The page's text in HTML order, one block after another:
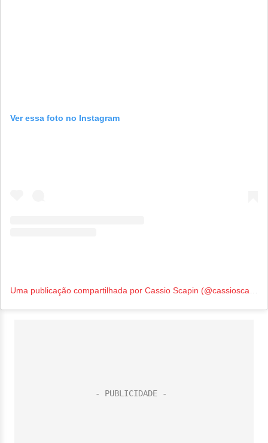
Ver essa foto no Instagram
Uma publicação compartilhada por Cassio Scapin (@cassioscapin)